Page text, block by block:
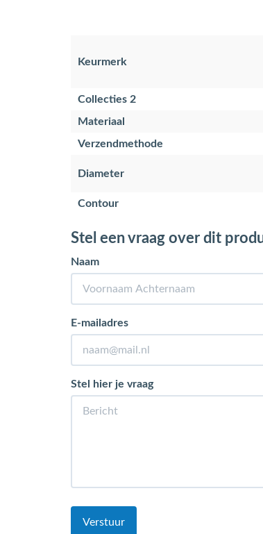
Keurmerk
Collecties 2
Materiaal
Verzendmethode
Diameter
Contour
Stel een vraag over dit
Naam
E-mailadres
Stel hier je vraag
Verstuur